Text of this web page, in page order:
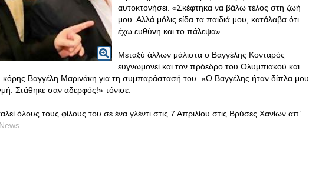
αυτοκτονήσει. «Σκέφτηκα να βάλω τέλος στη ζωή
μου. Αλλά μόλις είδα τα παιδιά μου, κατάλαβα ότι
έχω ευθύνη και το πάλεψα».
Μεταξύ άλλων μάλιστα ο Βαγγέλης Κονταρός
ευγνωμονεί και τον πρόεδρο του Ολυμπιακού και
κόρης Βαγγέλη Μαρινάκη για τη συμπαράστασή του. «Ο Βαγγέλης ήταν δίπλα μου
Στάθηκε σαν αδερφός!» τόνισε.
όλους τους φίλους του σε ένα γλέντι στις 7 Απριλίου στις Βρύσες Χανίων απ’